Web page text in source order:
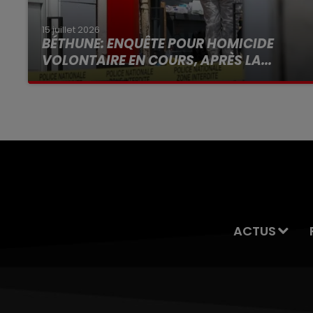
15 juillet 2026
BÉTHUNE: ENQUÊTE POUR HOMICIDE
VOLONTAIRE EN COURS, APRÈS LA...
Selon les premiers éléments, le logement
ACTUS